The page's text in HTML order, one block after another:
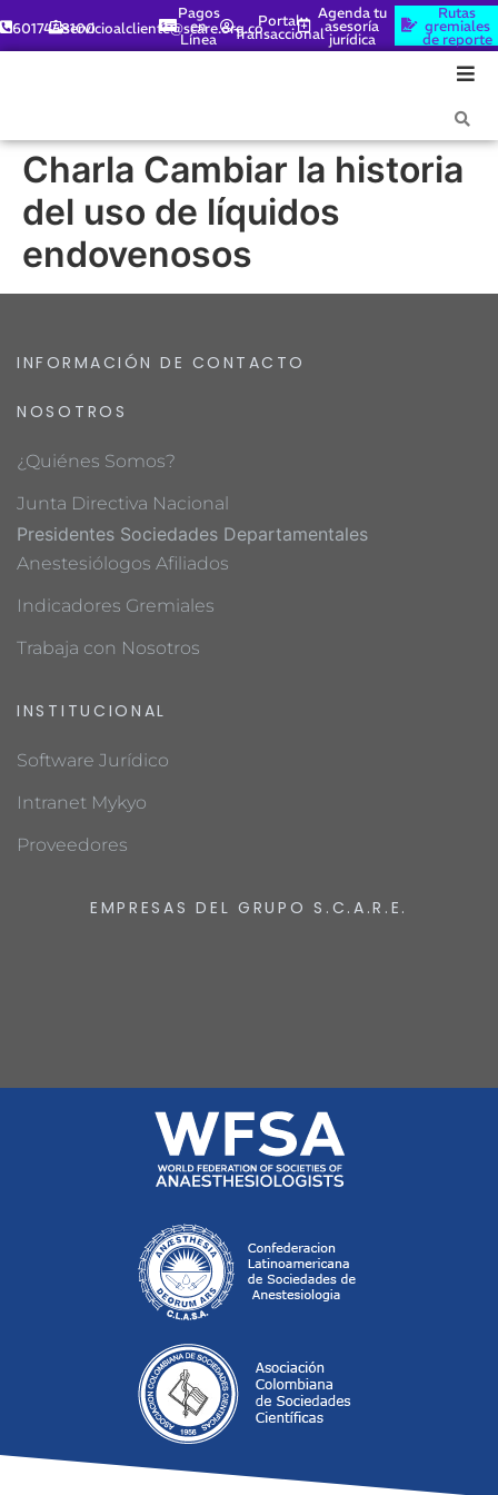
6017448100servicioalcliente@scare.org.co
Pagos
en
Línea
Portal
Transaccional
Agenda tu
asesoría
jurídica
Rutas
gremiales
de reporte
Charla Cambiar la historia
del uso de líquidos
endovenosos
INFORMACIÓN DE CONTACTO
NOSOTROS
¿Quiénes Somos?
Junta Directiva Nacional
Presidentes Sociedades Departamentales
Anestesiólogos Afiliados
Indicadores Gremiales
Trabaja con Nosotros
INSTITUCIONAL
Software Jurídico
Intranet Mykyo
Proveedores
EMPRESAS DEL GRUPO S.C.A.R.E.